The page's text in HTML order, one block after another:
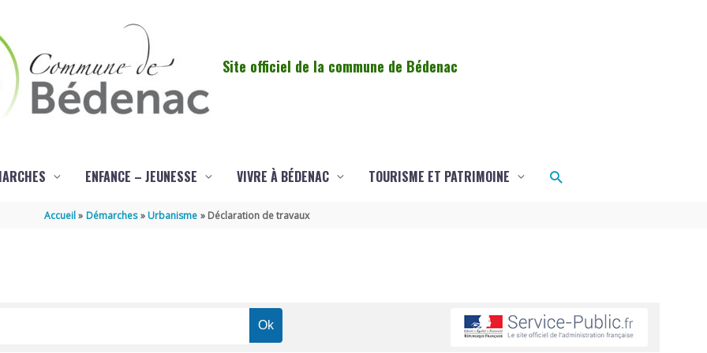
Site officiel de la commune de Bédenac
ENFANCE – JEUNESSE VIVRE À BÉDENAC TOURISME ET PATRIMOINE Rechercher
Accueil Démarches Urbanisme Déclaration de travaux